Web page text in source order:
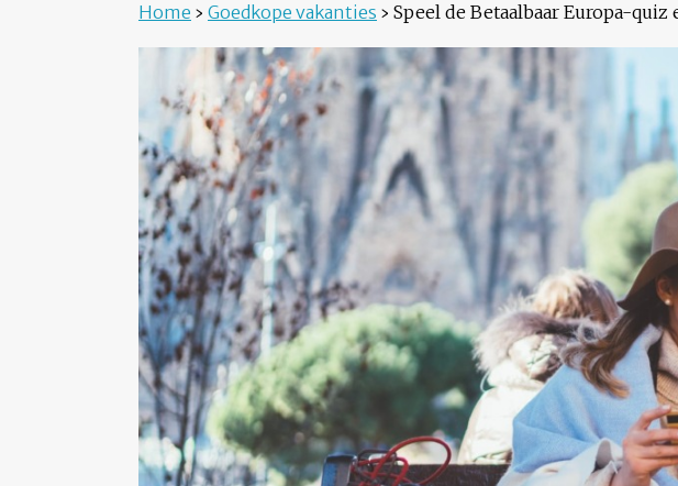
Home › Goedkope vakanties › Speel de Betaalbaar Europa-